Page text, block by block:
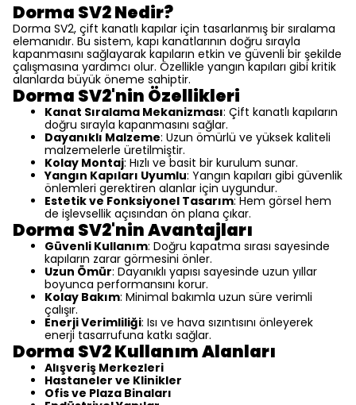
Dorma SV2 Nedir?
Dorma SV2, çift kanatlı kapılar için tasarlanmış bir sıralama
elemanıdır. Bu sistem, kapı kanatlarının doğru sırayla
kapanmasını sağlayarak kapıların etkin ve güvenli bir şekilde
çalışmasına yardımcı olur. Özellikle yangın kapıları gibi kritik
alanlarda büyük öneme sahiptir.
Dorma SV2'nin Özellikleri
Kanat Sıralama Mekanizması: Çift kanatlı kapıların
doğru sırayla kapanmasını sağlar.
Dayanıklı Malzeme: Uzun ömürlü ve yüksek kaliteli
malzemelerle üretilmiştir.
Kolay Montaj: Hızlı ve basit bir kurulum sunar.
Yangın Kapıları Uyumlu: Yangın kapıları gibi güvenlik
önlemleri gerektiren alanlar için uygundur.
Estetik ve Fonksiyonel Tasarım: Hem görsel hem
de işlevsellik açısından ön plana çıkar.
Dorma SV2'nin Avantajları
Güvenli Kullanım: Doğru kapatma sırası sayesinde
kapıların zarar görmesini önler.
Uzun Ömür: Dayanıklı yapısı sayesinde uzun yıllar
boyunca performansını korur.
Kolay Bakım: Minimal bakımla uzun süre verimli
çalışır.
Enerji Verimliliği: Isı ve hava sızıntısını önleyerek
enerji tasarrufuna katkı sağlar.
Dorma SV2 Kullanım Alanları
Alışveriş Merkezleri
Hastaneler ve Klinikler
Ofis ve Plaza Binaları